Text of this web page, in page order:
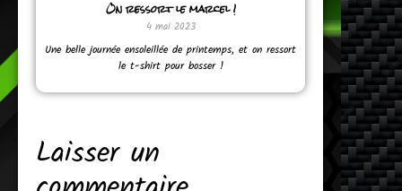
On ressort le marcel !
4 mai 2023
Une belle journée ensoleillée de printemps, et on ressort
le t-shirt pour bosser !
Laisser un